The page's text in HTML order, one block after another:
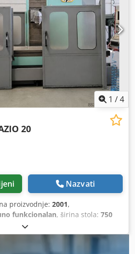
1 /4
20
Nazvati
proizvodnje: 2001,
funkcionalan, širina stola: 750
mm, ukupna masa:
19.000 W, CNC SELCA S3045 P STOL
750 mm T-utor: 6 x 18 x 130 mm